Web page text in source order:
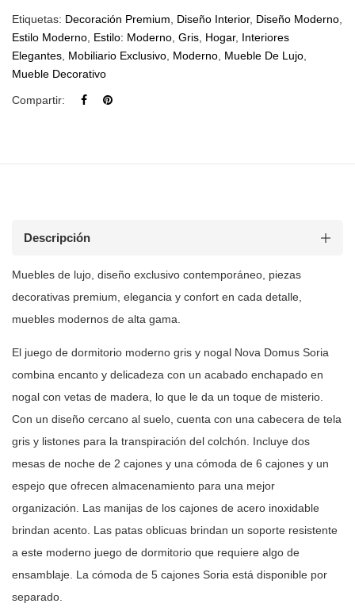
Etiquetas: Decoración Premium Diseño Interior, Diseño Moderno
Estilo Moderno Estilo: Moderno Gris Hogar, Interiores
Elegantes Mobiliario Exclusivo Moderno Mueble De Lujo
Mueble Decorativo
Compartir:
Descripción
Muebles de lujo, diseño exclusivo contemporáneo, piezas
decorativas premium, elegancia y confort en cada detalle,
muebles modernos de alta gama.
El juego de dormitorio moderno gris y nogal Nova Domus Soria
combina encanto y delicadeza con un acabado enchapado en
nogal con vetas de madera,
lo que le da un toque de misterio.
Con un diseño cercano al suelo, cuenta con una cabecera de tela
gris y listones para la transpiración del colchón.
Incluye dos
mesas de noche de 2 cajones y una cómoda de 6 cajones y un
espejo que ofrecen almacenamiento para una mejor
organización. Las manijas de los cajones de acero inoxidable
brindan acento. Las patas oblicuas brindan un soporte resistente
a este moderno juego de dormitorio que requiere algo de
ensamblaje. La cómoda de 5 cajones Soria está disponible por
separado.